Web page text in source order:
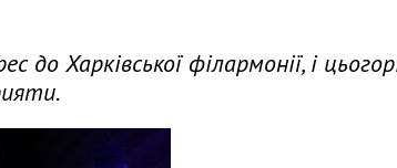
до Харківської філармонії, і